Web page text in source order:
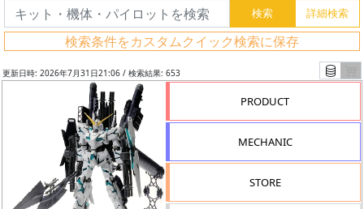
検索条件をカスタムクイック検索に保存
更新日時: 2026年7月31日21:06 / 検索結果: 653
PRODUCT
MECHANIC
STORE